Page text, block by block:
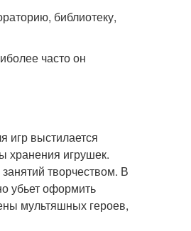
библиотеку,
часто он
игр выстилается
хранения игрушек.
творчеством. В
убьет оформить
мультяшных героев,